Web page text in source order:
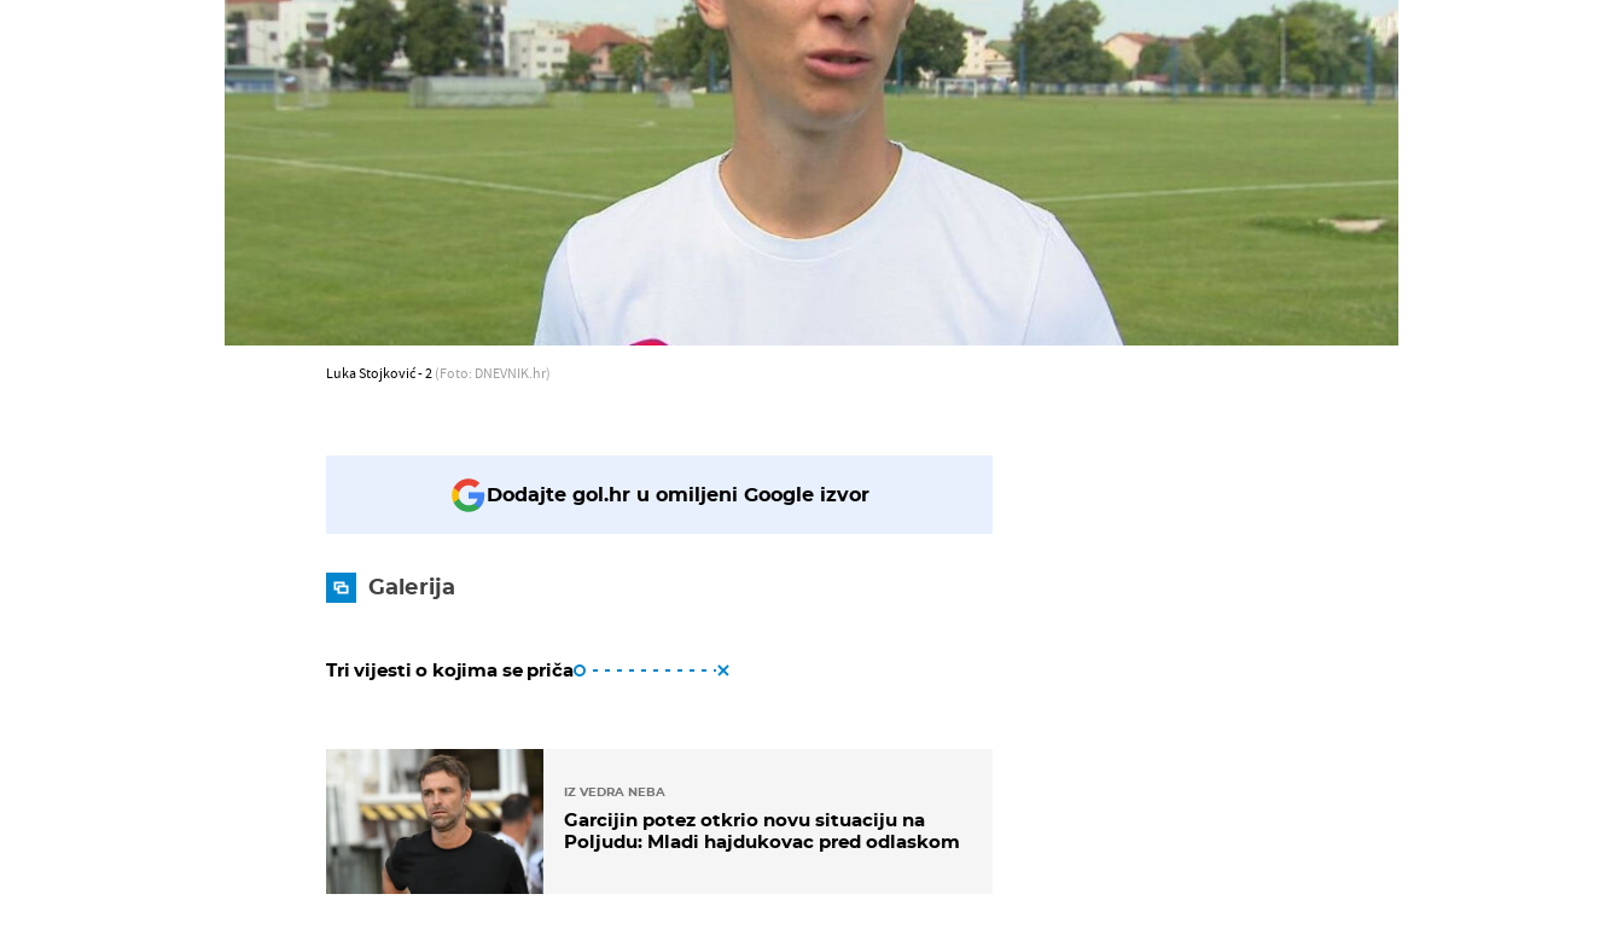
Luka Stojković - 2 (Foto: DNEVNIK.hr)
Dodajte gol.hr u omiljeni Google izvor
Galerija
Tri vijesti o kojima se priča
IZ VEDRA NEBA
Garcijin potez otkrio novu situaciju na
Poljudu: Mladi hajdukovac pred odlaskom